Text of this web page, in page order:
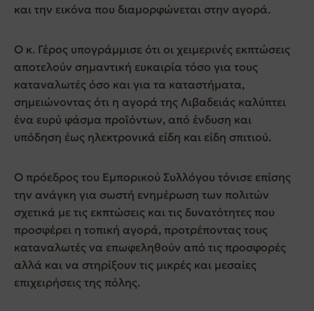
και την εικόνα που διαμορφώνεται στην αγορά.
Ο κ. Γέρος υπογράμμισε ότι οι χειμερινές εκπτώσεις
αποτελούν σημαντική ευκαιρία τόσο για τους
καταναλωτές όσο και για τα καταστήματα,
σημειώνοντας ότι η αγορά της Λιβαδειάς καλύπτει
ένα ευρύ φάσμα προϊόντων, από ένδυση και
υπόδηση έως ηλεκτρονικά είδη και είδη σπιτιού.
Ο πρόεδρος του Εμπορικού Συλλόγου τόνισε επίσης
την ανάγκη για σωστή ενημέρωση των πολιτών
σχετικά με τις εκπτώσεις και τις δυνατότητες που
προσφέρει η τοπική αγορά, προτρέποντας τους
καταναλωτές να επωφεληθούν από τις προσφορές
αλλά και να στηρίξουν τις μικρές και μεσαίες
επιχειρήσεις της πόλης.